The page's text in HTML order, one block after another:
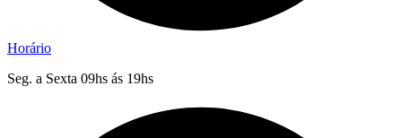
Horário
Seg. a Sexta 09hs ás 19hs